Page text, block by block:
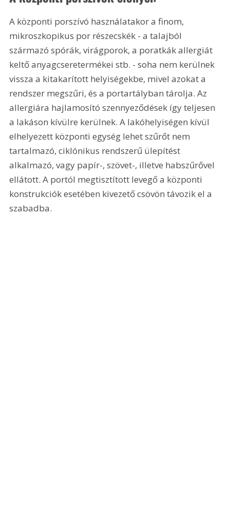
A központi porszívó használatakor a finom,
mikroszkopikus por részecskék - a talajból
származó spórák, virágporok, a poratkák allergiát
keltő anyagcseretermékei stb. - soha nem kerülnek
vissza a kitakarított helyiségekbe, mivel azokat a
rendszer megszűri, és a portartályban tárolja. Az
allergiára hajlamosító szennyeződések így teljesen
a lakáson kívülre kerülnek. A lakóhelyiségen kívül
elhelyezett központi egység lehet szűrőt nem
tartalmazó, ciklónikus rendszerű ülepítést
alkalmazó, vagy papír-, szövet-, illetve habszűrővel
ellátott. A portól megtisztított levegő a központi
konstrukciók esetében kivezető csövön távozik el a
szabadba.